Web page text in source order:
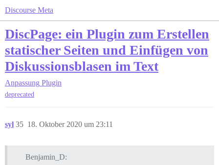
Discourse Meta
DiscPage: ein Plugin zum Erstellen
statischer Seiten und Einfügen von
Diskussionsblasen im Text
Anpassung Plugin
deprecated
syl 18. Oktober 2020 um 23:11
35
Benjamin_D: